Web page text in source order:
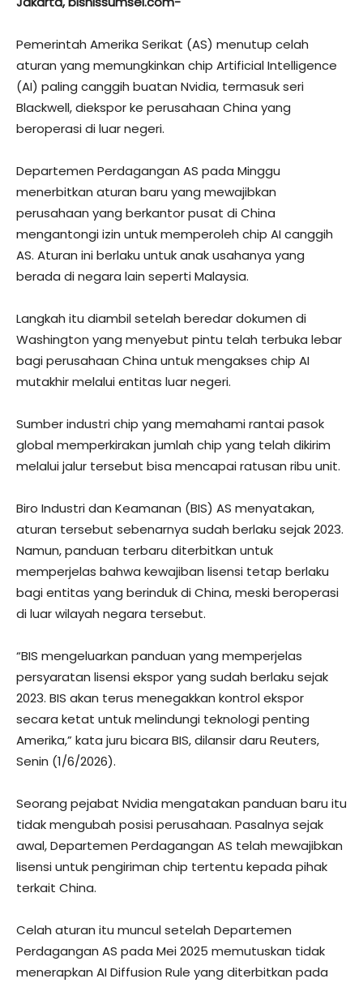
Pemerintah Amerika Serikat (AS) menutup celah
aturan yang memungkinkan chip Artificial Intelligence
(AI) paling canggih buatan Nvidia, termasuk seri
Blackwell, diekspor ke perusahaan China yang
beroperasi di luar negeri.
Departemen Perdagangan AS pada Minggu
menerbitkan aturan baru yang mewajibkan
perusahaan yang berkantor pusat di China
mengantongi izin untuk memperoleh chip AI canggih
AS. Aturan ini berlaku untuk anak usahanya yang
berada di negara lain seperti Malaysia.
Langkah itu diambil setelah beredar dokumen di
Washington yang menyebut pintu telah terbuka lebar
bagi perusahaan China untuk mengakses chip AI
mutakhir melalui entitas luar negeri.
Sumber industri chip yang memahami rantai pasok
global memperkirakan jumlah chip yang telah dikirim
melalui jalur tersebut bisa mencapai ratusan ribu unit.
Biro Industri dan Keamanan (BIS) AS menyatakan,
aturan tersebut sebenarnya sudah berlaku sejak 2023.
Namun, panduan terbaru diterbitkan untuk
memperjelas bahwa kewajiban lisensi tetap berlaku
bagi entitas yang berinduk di China, meski beroperasi
di luar wilayah negara tersebut.
“BIS mengeluarkan panduan yang memperjelas
persyaratan lisensi ekspor yang sudah berlaku sejak
2023. BIS akan terus menegakkan kontrol ekspor
secara ketat untuk melindungi teknologi penting
Amerika,” kata juru bicara BIS, dilansir daru Reuters,
Senin (1/6/2026).
Seorang pejabat Nvidia mengatakan panduan baru itu
tidak mengubah posisi perusahaan. Pasalnya sejak
awal, Departemen Perdagangan AS telah mewajibkan
lisensi untuk pengiriman chip tertentu kepada pihak
terkait China.
Celah aturan itu muncul setelah Departemen
Perdagangan AS pada Mei 2025 memutuskan tidak
menerapkan AI Diffusion Rule yang diterbitkan pada